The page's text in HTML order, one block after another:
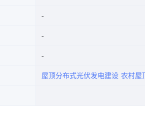
屋顶分布式光伏发电建设 农村屋